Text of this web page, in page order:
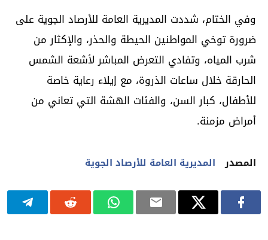
وفي الختام، شددت المديرية العامة للأرصاد الجوية على
ضرورة توخي المواطنين الحيطة والحذر، والإكثار من
شرب المياه، وتفادي التعرض المباشر لأشعة الشمس
الحارقة خلال ساعات الذروة، مع إيلاء رعاية خاصة
للأطفال، كبار السن، والفئات الهشة التي تعاني من
أمراض مزمنة.
المصدر المديرية العامة للأرصاد الجوية